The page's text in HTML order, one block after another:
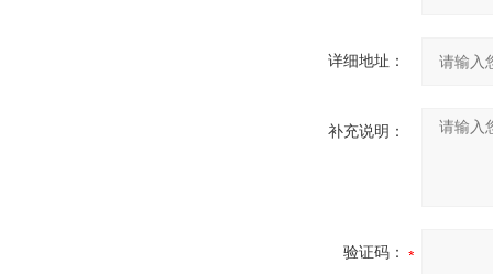
详细地址：
补充说明：
验证码：